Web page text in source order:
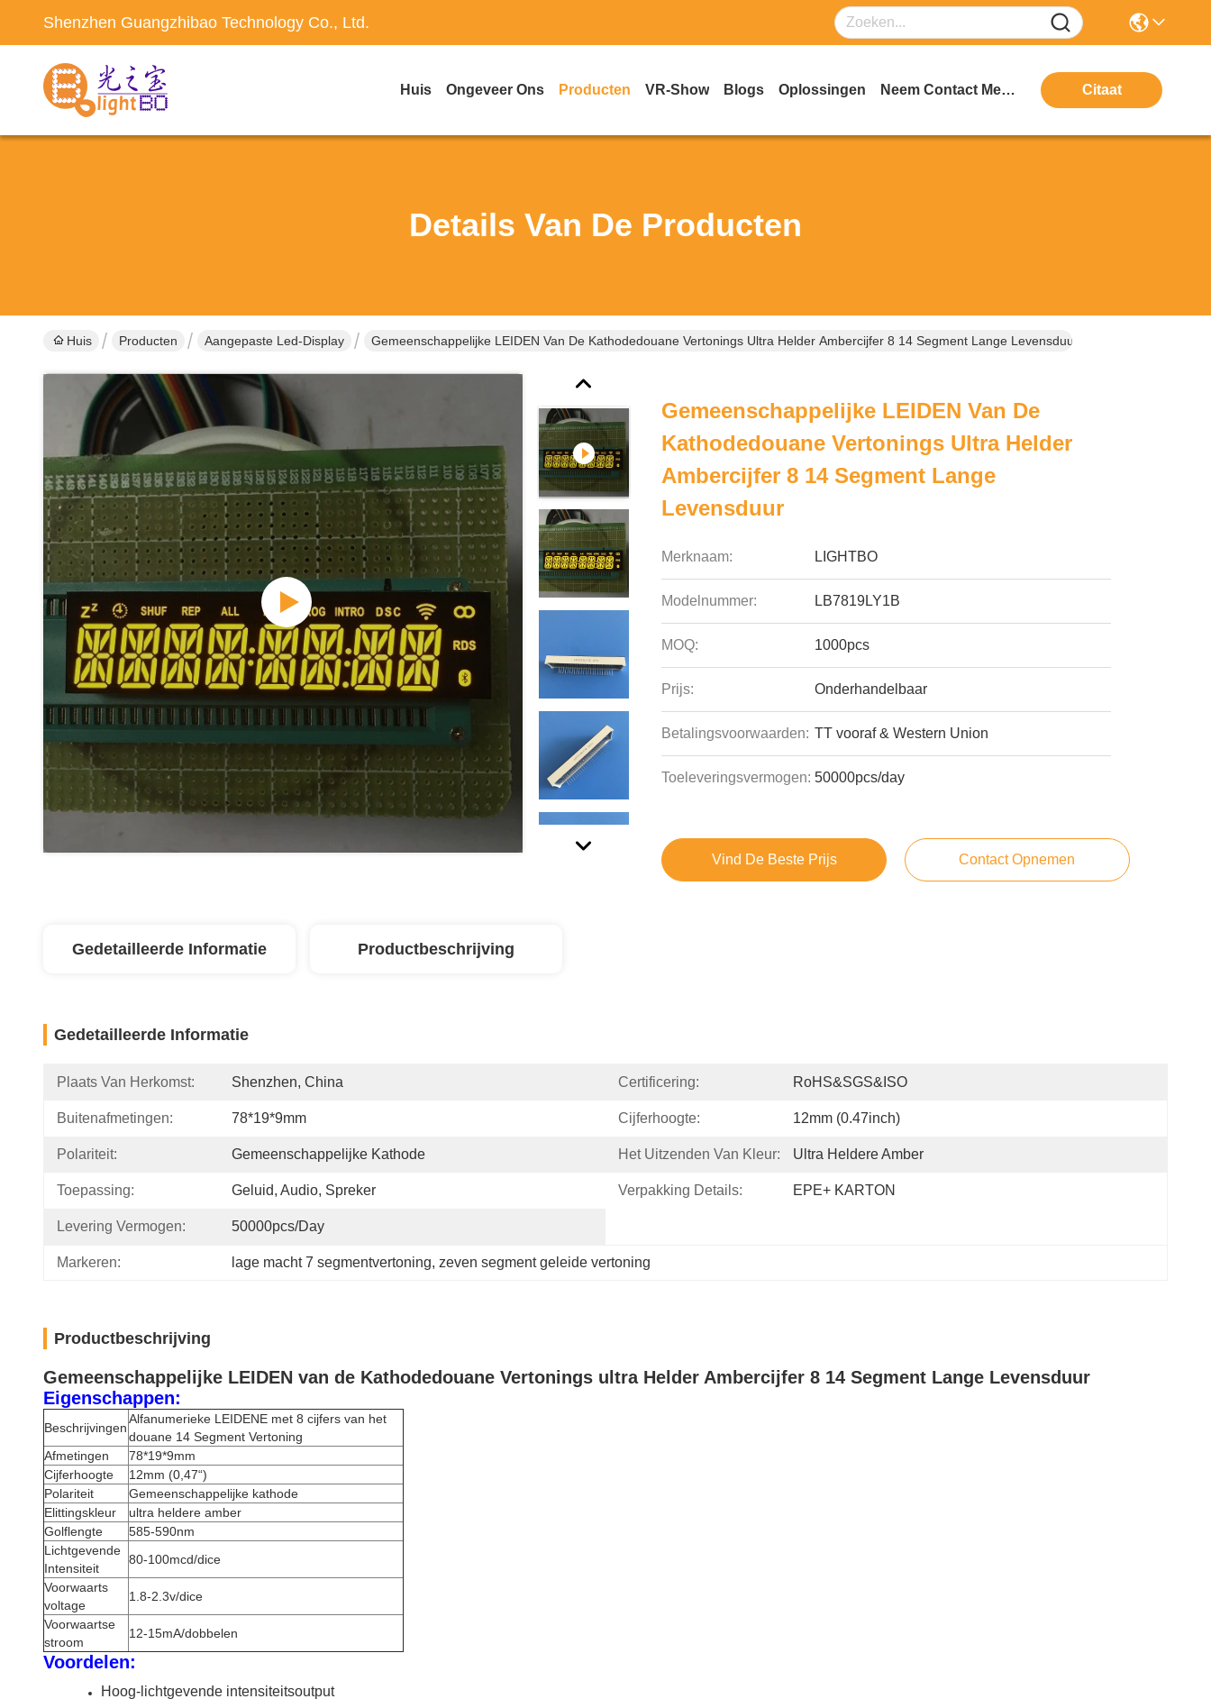
Shenzhen Guangzhibao Technology Co., Ltd.
Huis Ongeveer Ons Producten VR-Show Blogs Oplossingen Neem Contact Met Ons Op Citaat
Details Van De Producten
Huis Producten Aangepaste Led-Display Gemeenschappelijke LEIDEN Van De Kathodedouane Vertonings Ultra Helder Ambercijfer 8 14 Segment Lange Levensduur
Gemeenschappelijke LEIDEN Van De
Kathodedouane Vertonings Ultra Helder
Ambercijfer 8 14 Segment Lange
Levensduur
Merknaam: LIGHTBO
Modelnummer: LB7819LY1B
MOQ: 1000pcs
Prijs: Onderhandelbaar
Betalingsvoorwaarden: TT vooraf & Western Union
Toeleveringsvermogen: 50000pcs/day
Vind De Beste Prijs Contact Opnemen
Gedetailleerde Informatie Productbeschrijving
Gedetailleerde Informatie
Plaats Van Herkomst: Shenzhen, China Certificering: RoHS&SGS&ISO
Buitenafmetingen: 78*19*9mm Cijferhoogte: 12mm (0.47inch)
Polariteit: Gemeenschappelijke Kathode Het Uitzenden Van Kleur: Ultra Heldere Amber
Toepassing: Geluid, Audio, Spreker Verpakking Details: EPE+ KARTON
Levering Vermogen: 50000pcs/day
Markeren: lage macht 7 segmentvertoning, zeven segment geleide vertoning
Productbeschrijving
Gemeenschappelijke LEIDEN van de Kathodedouane Vertonings ultra Helder Ambercijfer 8 14 Segment Lange Levensduur
Eigenschappen:
Beschrijvingen
Alfanumerieke LEIDENE met 8 cijfers van het
douane 14 Segment Vertoning
Afmetingen
78*19*9mm
Cijferhoogte
12mm (0,47“)
Polariteit
Gemeenschappelijke kathode
Elittingskleur
ultra heldere amber
Golflengte
585-590nm
Lichtgevende
Intensiteit
80-100mcd/dice
Voorwaarts
voltage
1.8-2.3v/dice
Voorwaartse
stroom
12-15mA/dobbelen
Voordelen:
Hoog-lichtgevende intensiteitsoutput